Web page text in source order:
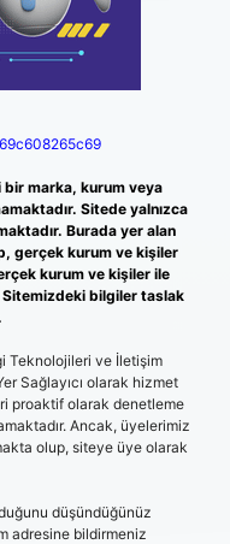
marka, kurum veya
Sitede yalnızca
Burada yer alan
gerçek kurum ve kişiler
kurum ve kişiler ile
bilgiler taslak
Teknolojileri ve İletişim
Sağlayıcı olarak hizmet
proaktif olarak denetleme
Ancak, üyelerimiz
olup, siteye üye olarak
düşündüğünüz
adresine bildirmeniz